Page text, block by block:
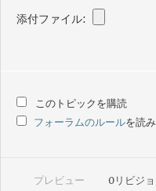
添付ファイル:
このトピックを購読
フォーラムのルールを読
プレビュー 0リビジ